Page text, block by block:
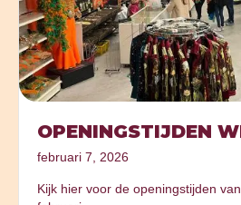
OPENINGSTIJDEN
februari 7, 2026
Kijk hier voor de openingstijden